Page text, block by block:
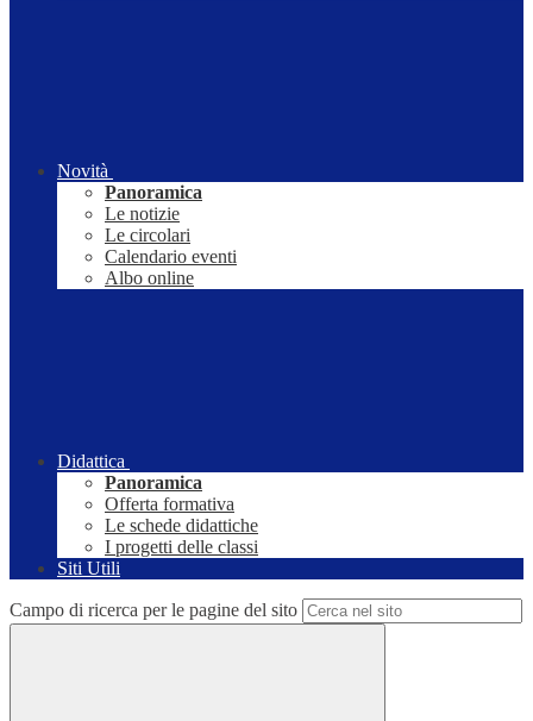
Novità
Panoramica
Le notizie
Le circolari
Calendario eventi
Albo online
Didattica
Panoramica
Offerta formativa
Le schede didattiche
I progetti delle classi
Siti Utili
Campo di ricerca per le pagine del sito